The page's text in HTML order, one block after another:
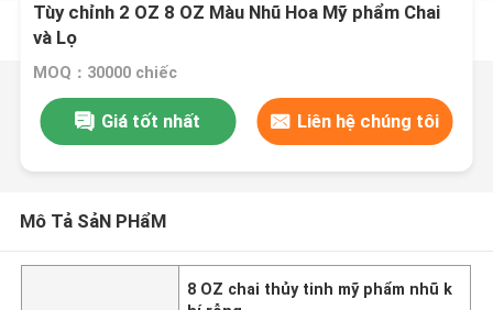
Tùy chỉnh 2 OZ 8 OZ Màu Nhũ Hoa Mỹ phẩm Chai
và Lọ
MOQ：30000 chiếc
Giá tốt nhất Liên hệ chúng tôi
Mô Tả SảN PHẩM
8 OZ chai thủy tinh mỹ phẩm nhũ k